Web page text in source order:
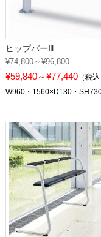
ヒップバーⅢ
¥74,800～¥96,800
¥59,840～¥77,440（税込
W960・1560×D130・